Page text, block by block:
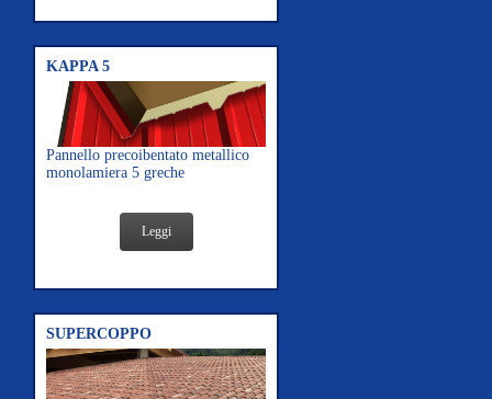
KAPPA 5
Pannello precoibentato metallico
monolamiera 5 greche
Leggi
SUPERCOPPO